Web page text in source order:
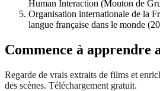
Human Interaction (Mouton de
Organisation internationale de la
langue française dans le monde
Commence à apprendre
Regarde de vrais extraits de films et
des scènes. Téléchargement gratuit.